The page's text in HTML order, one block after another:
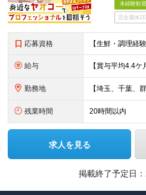
未経験歓迎
完全週休2日
応募資格
給与
勤務地
残業時間 20時間以内
求人を見る
掲載終了予定日：